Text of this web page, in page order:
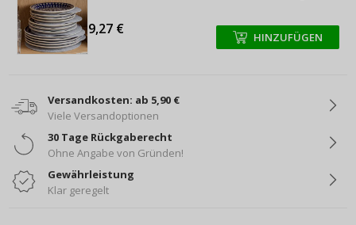
9,27 € +
+ HINZUFÜGEN
Versandkosten: ab 5,90 €
Viele Versandoptionen
30 Tage Rückgaberecht
Ohne Angabe von Gründen!
Gewährleistung
Klar geregelt